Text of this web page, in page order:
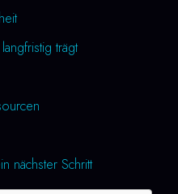
trägt
nächster Schritt